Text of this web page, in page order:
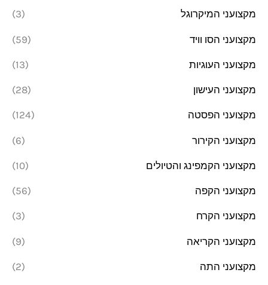
מקצועני המיקרוגל (3)
מקצועני הסו וויד (59)
מקצועני העוגיות (13)
מקצועני העישון (28)
מקצועני הפסטה (124)
מקצועני הקירור (6)
מקצועני הקמפינג והטיולים (10)
מקצועני הקפה (56)
מקצועני הקרח (3)
מקצועני הקריאה (9)
מקצועני התה (2)